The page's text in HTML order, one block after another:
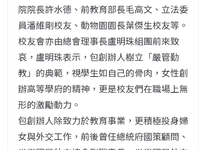
院院長許水德、前教育部長毛高文、立法委
員潘維剛校友、動物園園長葉傑生校友等。
校友會亦由總會理事長盧明珠組團前來致
哀，盧明珠表示，包創辦人樹立「嚴管勤
教」的典範，視學生如自己的骨肉，女性創
辦高等學府的精神，更是校友們在職場上無
形的激勵動力。
包創辦人除致力於教育事業，更積極投身婦
女與外交工作，前後曾任總統府國策顧問、